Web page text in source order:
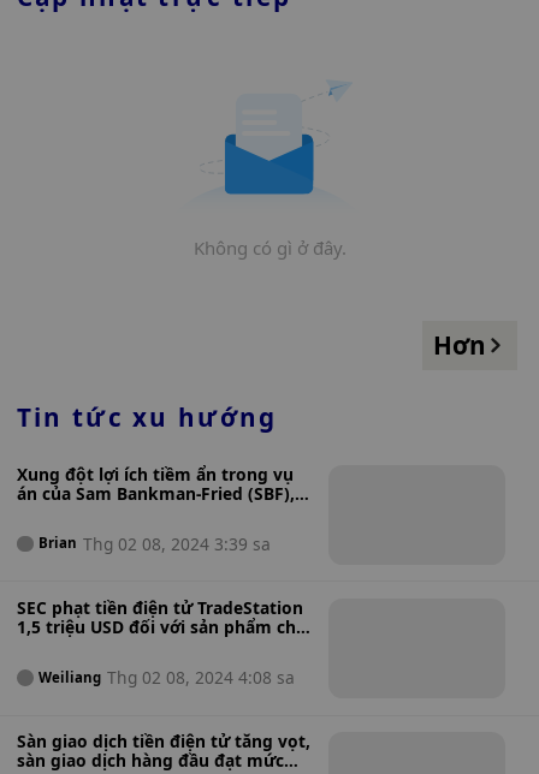
Không có gì ở đây.
Hơn
Tin tức xu hướng
Xung đột lợi ích tiềm ẩn trong vụ
án của Sam Bankman-Fried (SBF),
Mashinsky, cựu giám đốc của
Mạng lưới C
Brian Thg 02 08, 2024 3:39 sa
SEC phạt tiền điện tử TradeStation
1,5 triệu USD đối với sản phẩm cho
Weiliang Thg 02 08, 2024 4:08 sa
Sàn giao dịch tiền điện tử tăng vọt,
sàn giao dịch hàng đầu đạt mức